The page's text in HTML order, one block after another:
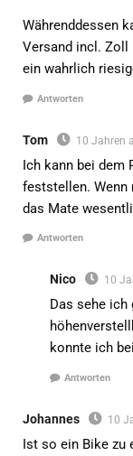
Währenddessen
Versand incl. Zoll
ein wahrlich
Antworten
Tom 10 Jahren
Ich kann bei dem
feststellen. Wenn
das Mate
Antworten
Nico 10
Das sehe
konnte ich
Antworten
Johannes 10
Ist so ein Bike zu